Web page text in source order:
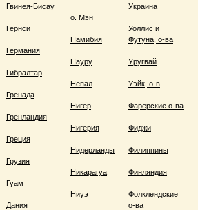
Гвинея-Бисау
Гернси
Германия
Гибралтар
Гренада
Гренландия
Греция
Грузия
Гуам
Дания
о. Мэн
Намибия
Науру
Непал
Нигер
Нигерия
Нидерланды
Никарагуа
Ниуэ
Украина
Уоллис и
Футуна, о-ва
Уругвай
Уэйк, о-в
Фарерские о-ва
Фиджи
Филиппины
Финляндия
Фолклендские
о-ва